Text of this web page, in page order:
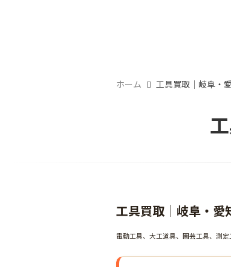
ホーム 工具買取｜岐阜・
工具買取｜岐阜・愛
電動工具、大工道具、園芸工具、測